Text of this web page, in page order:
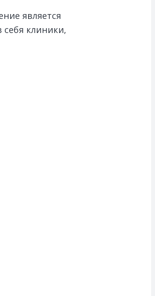
является
клиники,